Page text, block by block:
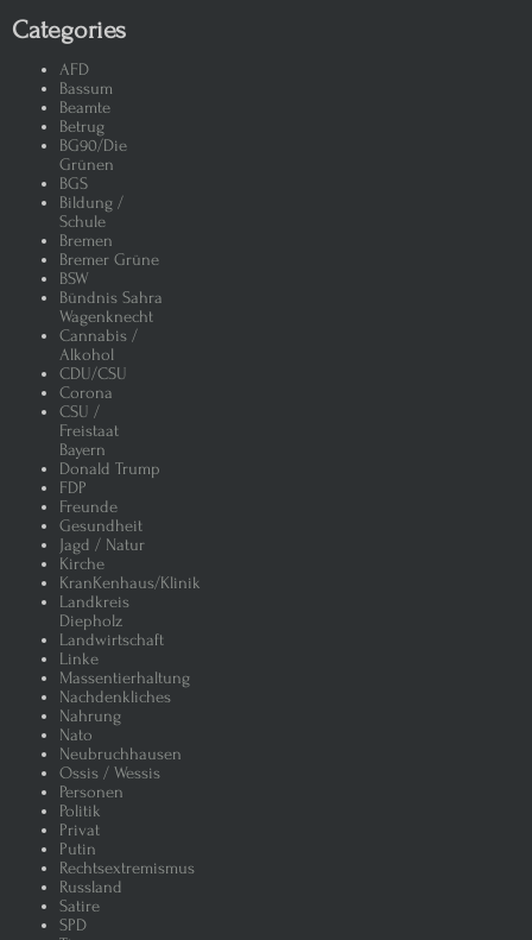
Categories
AFD
Bassum
Beamte
Betrug
BG90/Die
Grünen
BGS
Bildung /
Schule
Bremen
Bremer Grüne
BSW
Bündnis Sahra
Wagenknecht
Cannabis /
Alkohol
CDU/CSU
Corona
CSU /
Freistaat
Bayern
Donald Trump
FDP
Freunde
Gesundheit
Jagd / Natur
Kirche
KranKenhaus/Klinik
Landkreis
Diepholz
Landwirtschaft
Linke
Massentierhaltung
Nachdenkliches
Nahrung
Nato
Neubruchhausen
Ossis / Wessis
Personen
Politik
Privat
Putin
Rechtsextremismus
Russland
Satire
SPD